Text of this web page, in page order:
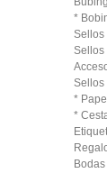
*
Sellos
Sellos
Sellos
*
*
Bodas